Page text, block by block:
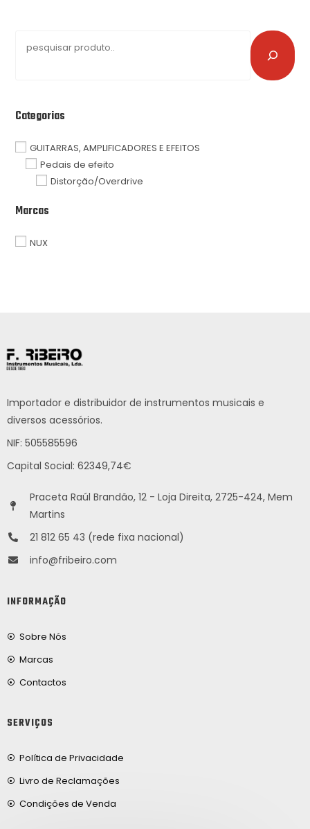
Categorias
GUITARRAS, AMPLIFICADORES E EFEITOS
Pedais de efeito
Distorção/Overdrive
Marcas
NUX
Importador e distribuidor de instrumentos musicais e
diversos acessórios.
NIF: 505585596
Capital Social: 62349,74€
Praceta Raúl Brandão, 12 - Loja Direita, 2725-424, Mem
Martins
21 812 65 43 (rede fixa nacional)
info@fribeiro.com
INFORMAÇÃO
Sobre Nós
Marcas
Contactos
SERVIÇOS
Política de Privacidade
Livro de Reclamações
Condições de Venda